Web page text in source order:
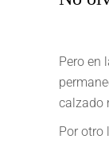
Pero en
calzado
Por otro